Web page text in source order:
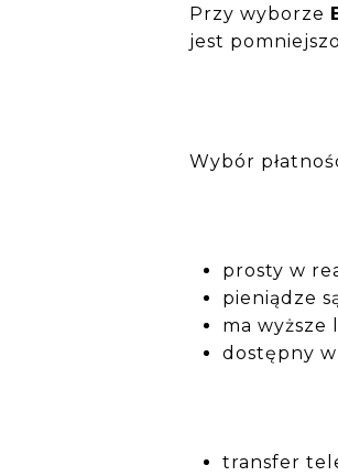
Przy wyborze
jest
Wybór
prosty w
pieniądze
ma wyższe
dostępny w
transfer